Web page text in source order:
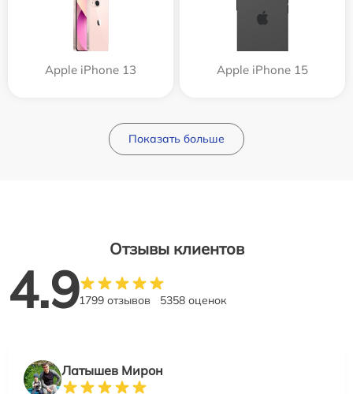
Apple iPhone 13 Apple iPhone 15
Показать больше
Отзывы клиентов
4.91799 отзывов 5358 оценок
Латышев Мирон